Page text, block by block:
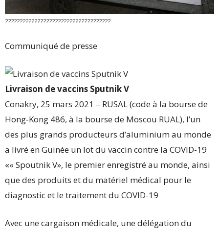
????????????????????????????????????
Communiqué de presse
Livraison de vaccins Sputnik V
Conakry, 25 mars 2021 – RUSAL (code à la bourse de
Hong-Kong 486, à la bourse de Moscou RUAL), l’un
des plus grands producteurs d’aluminium au monde
a livré en Guinée un lot du vaccin contre la COVID-19
«« Spoutnik V», le premier enregistré au monde, ainsi
que des produits et du matériel médical pour le
diagnostic et le traitement du COVID-19
Avec une cargaison médicale, une délégation du